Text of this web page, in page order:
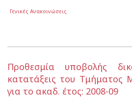
Γενικές Ανακοινώσεις
Προθεσμία υποβολής
κατατάξεις του Τμήματος
για το ακαδ. έτος: 2008-09